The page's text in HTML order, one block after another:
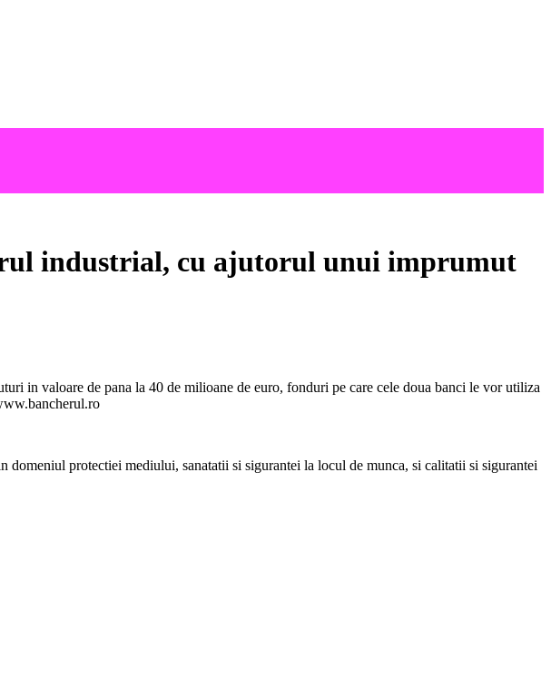
industrial, cu ajutorul unui imprumut
in valoare de pana la 40 de milioane de euro, fonduri pe care cele doua banci le vor utiliza
protectiei mediului, sanatatii si sigurantei la locul de munca, si calitatii si sigurantei